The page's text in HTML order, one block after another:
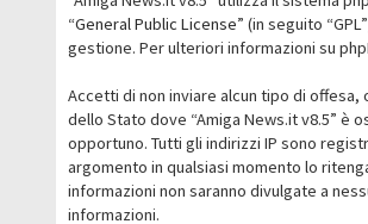
“General Public License” (in seguito
gestione. Per ulteriori informazioni su
Accetti di non inviare alcun tipo di
dello Stato dove “Amiga News.it v8.5” è
opportuno. Tutti gli indirizzi IP sono
argomento in qualsiasi momento lo
informazioni non saranno divulgate a
informazioni.